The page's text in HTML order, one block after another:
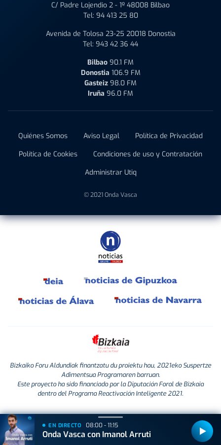
C/ Padre Lojendio 2 - 1º 48008 Bilbao
Tel: 94 413 25 80
Avenida de Tolosa 23-25 20018 Donostia
Tel: 943 42 36 44
Bilbao 90.1 FM
Donostia 106.9 FM
Gasteiz 98.0 FM
Iruña 96.0 FM
Quiénes Somos Aviso Legal
Política de Privacidad
Política de Cookies
Condiciones de uso y Contratación
Administrar Utiq
© 2021 Onda Vasca
Bizkaiko Foru Aldundiak finantzatu du proiektu hau, 2021eko Suspertze
Adimentsua Programaren barruan.
Este proyecto ha sido financiado por la Diputación Foral de Bizkaia
dentro del Programa Reactivación Inteligente 2021.
EN DIRECTO 08:00 - 11:15
Onda Vasca con Imanol Arruti